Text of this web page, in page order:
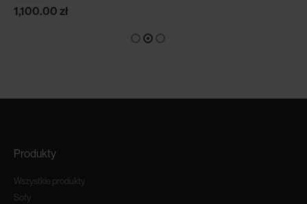
1,100.00 zł
Produkty
Wszystkie produkty
Sofy